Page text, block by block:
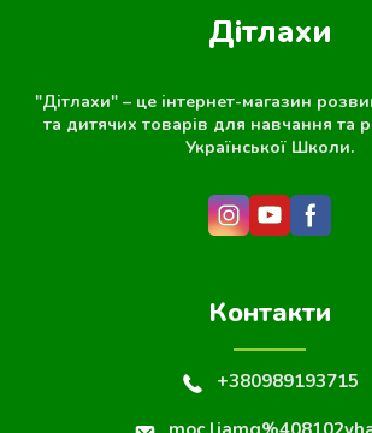
Дітлахи
"Дітлахи" – це інтернет-магазин
та дитячих товарів для навчання та
Української Школи.
Контакти
+380989193715